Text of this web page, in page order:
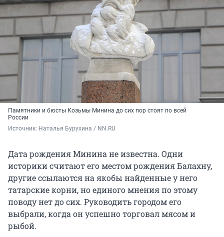
Памятники и бюсты Козьмы Минина до сих пор стоят по всей
России
Источник: Наталья Бурухина / NN.RU
Дата рождения Минина не известна. Одни
историки считают его местом рождения Балахну,
другие ссылаются на якобы найденные у него
татарские корни, но единого мнения по этому
поводу нет до сих. Руководить городом его
выбрали, когда он успешно торговал мясом и
рыбой.